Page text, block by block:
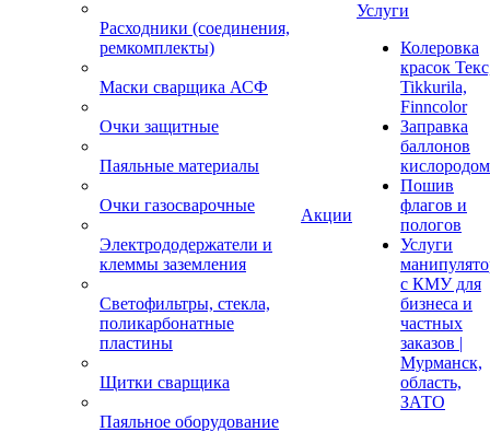
Расходники (соединения,
ремкомплекты)
Маски сварщика АСФ
Очки защитные
Паяльные материалы
Очки газосварочные
Электрододержатели и
клеммы заземления
Светофильтры, стекла,
поликарбонатные
пластины
Щитки сварщика
Паяльное оборудование
Акции
Услуги
Колеровка
красок
Tikkurila,
Finncolor
Заправка
баллонов
кислородом
Пошив
флагов и
пологов
Услуги
с КМУ для
бизнеса и
частных
заказов |
Мурманск,
область,
ЗАТО